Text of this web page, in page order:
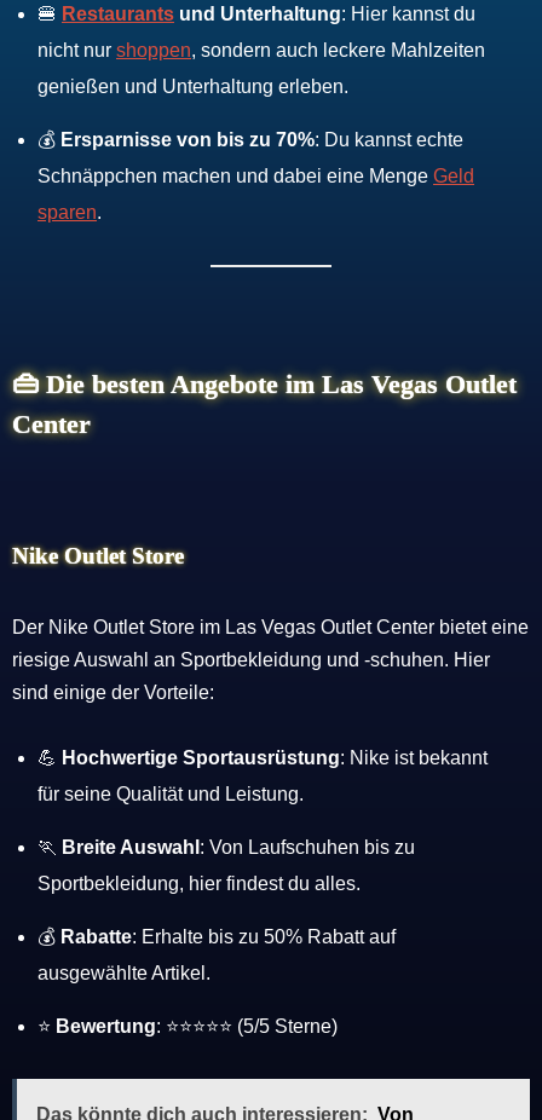
🍔 Restaurants und Unterhaltung: Hier kannst du
nicht nur shoppen, sondern auch leckere Mahlzeiten
genießen und Unterhaltung erleben.
💰 Ersparnisse von bis zu 70%: Du kannst echte
Schnäppchen machen und dabei eine Menge Geld
sparen.
👜 Die besten Angebote im Las Vegas Outlet
Center
Nike Outlet Store
Der Nike Outlet Store im Las Vegas Outlet Center bietet eine
riesige Auswahl an Sportbekleidung und -schuhen. Hier
sind einige der Vorteile:
💪 Hochwertige Sportausrüstung: Nike ist bekannt
für seine Qualität und Leistung.
🏃 Breite Auswahl : Von Laufschuhen bis zu
Sportbekleidung, hier findest du alles.
💰 Rabatte: Erhalte bis zu 50% Rabatt auf
ausgewählte Artikel.
⭐ Bewertung: ⭐⭐⭐⭐⭐ (5/5 Sterne)
Das könnte dich auch interessieren: Von